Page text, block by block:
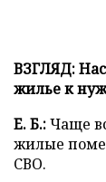
ВЗГЛЯД:
жилье к
Е. Б.:Чаще
жилые
СВО.